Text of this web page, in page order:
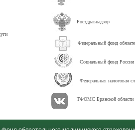
Росздравнадзор
Федеральный фонд
Социальный фонд России
Федеральная налоговая
ТФОМС Брянской области